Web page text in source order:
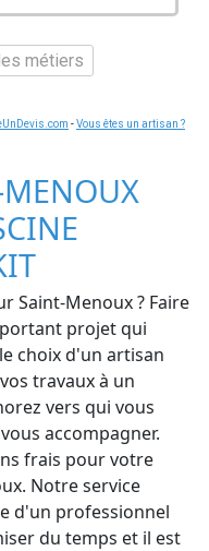
métiers
-Vous êtes un artisan ?
Saint-Menoux ? Faire
projet qui
choix d'un artisan
travaux à un
vers qui vous
accompagner.
frais pour votre
Notre service
d'un professionnel
du temps et il est